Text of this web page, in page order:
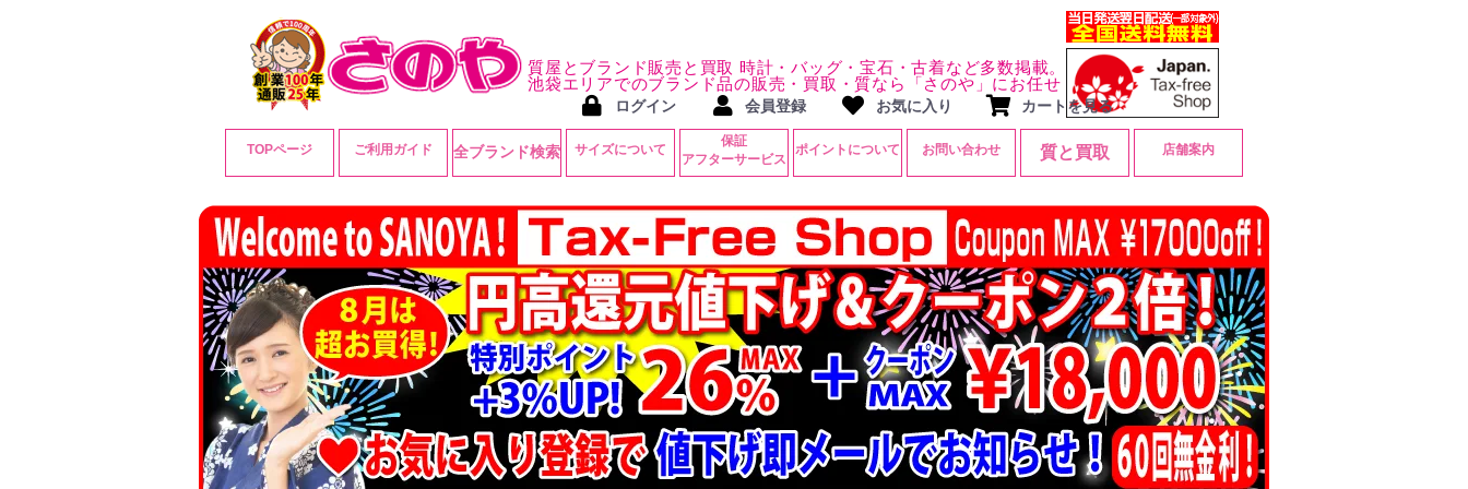
質屋とブランド販売と買取 時計・バッグ・宝石・古着など多数掲載。
池袋エリアでのブランド品の販売・買取・質なら「さのや」にお任せ
ログイン 会員登録 お気に入り カートを見る
TOPページ ご利用ガイド 全ブランド検索 サイズについて
保証
アフターサービス
ポイントについて お問い合わせ 質と買取 店舗案内